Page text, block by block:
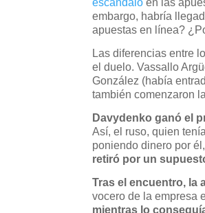
escándaloen las
embargo, habría
apuestas en línea?
Las diferencias entre
el duelo. Vassallo
González (había
también comenzaron
Davydenko ganó el
Así, el ruso, quien
poniendo dinero por
retiró por un
Tras el encuentro, la
vocero de la empresa
mientras lo